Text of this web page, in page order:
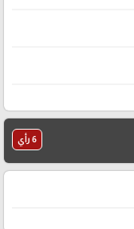
6 رأي